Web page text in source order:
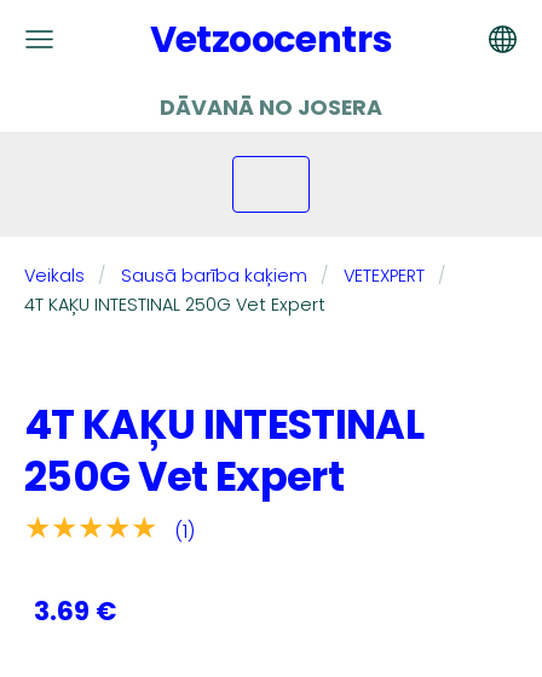
Vetzoocentrs
DĀVANĀ NO JOSERA
Veikals Sausā barība kaķiem
VETEXPERT
4T KAĶU INTESTINAL 250G Vet Expert
4T KAĶU INTESTINAL
250G Vet Expert
★★★★★ (1)
3.69 €